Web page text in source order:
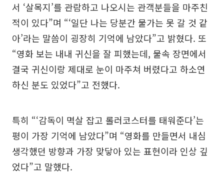
서 ‘살목지’를 관람하고 나오시는 관객분들을 마주친
적이 있다”며 “‘일단 나는 당분간 물가는 못 갈 것 같
아’라는 말씀이 굉장히 기억에 남았다”고 밝혔다. 또
“영화 보는 내내 귀신을 잘 피했는데, 물속 장면에서
결국 귀신이랑 제대로 눈이 마주쳐 버렸다고 하소연
하신 분도 있었다”고 전했다.
특히 “‘감독이 멱살 잡고 롤러코스터를 태워준다’는
평이 가장 기억에 남았다”며 “영화를 만들면서 내심
생각했던 방향과 가장 맞닿아 있는 표현이라 인상 깊
었다”고 말했다.